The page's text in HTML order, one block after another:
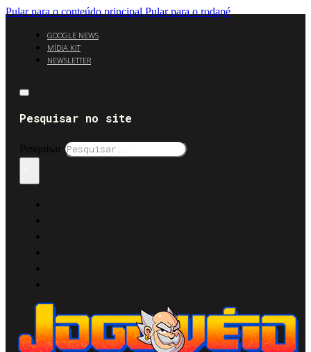
Pular para o conteúdo principal Pular para o rodapé
GOOGLE NEWS
MÍDIA KIT
NEWSLETTER
Pesquisar no site
Pesquisar